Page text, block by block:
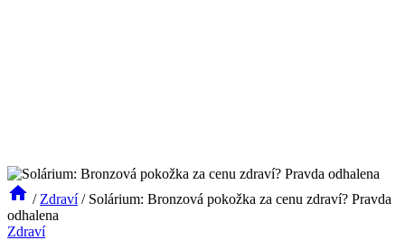
/ Zdraví / Solárium: Bronzová pokožka za cenu zdraví? Pravda
odhalena
Zdraví